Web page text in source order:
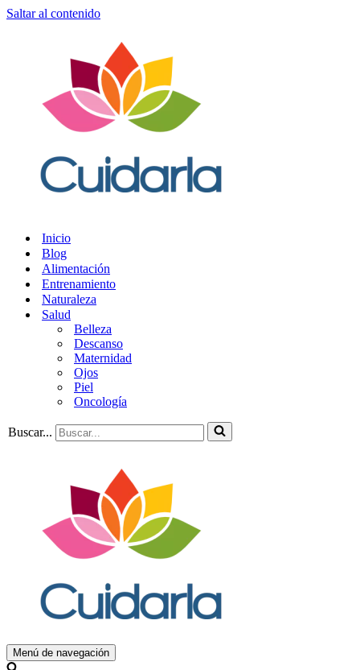
Saltar al contenido
Inicio
Blog
Alimentación
Entrenamiento
Naturaleza
Salud
Belleza
Descanso
Maternidad
Ojos
Piel
Oncología
Buscar...
Menú de navegación